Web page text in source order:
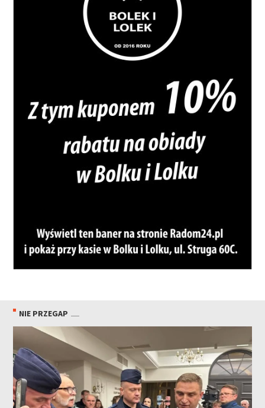
NIE PRZEGAP